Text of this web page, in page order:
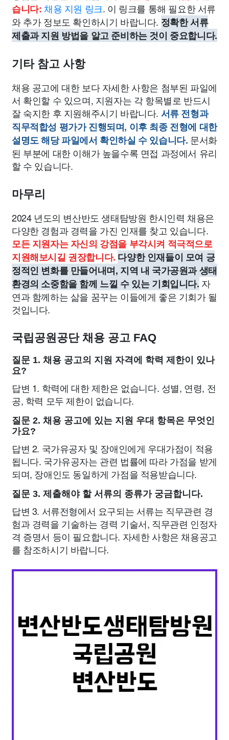
습니다:채용 지원 링크. 이 링크를 통해 필요한 서류
와 추가 정보도 확인하시기 바랍니다. 정확한 서류
제출과 지원 방법을 알고 준비하는 것이 중요합니다.
기타 참고 사항
채용 공고에 대한 보다 자세한 사항은 첨부된 파일에
서 확인할 수 있으며, 지원자는 각 항목별로 반드시
잘 숙지한 후 지원해주시기 바랍니다. 서류 전형과
직무적합성 평가가 진행되며, 이후 최종 전형에 대한
설명도 해당 파일에서 확인하실 수 있습니다. 문서화
된 부분에 대한 이해가 높을수록 면접 과정에서 유리
할 수 있습니다.
마무리
2024 년도의 변산반도 생태탐방원 한시인력 채용은
다양한 경험과 경력을 가진 인재를 찾고 있습니다.
모든 지원자는 자신의 강점을 부각시켜 적극적으로
지원해보시길 권장합니다. 다양한 인재들이 모여 긍
정적인 변화를 만들어내며, 지역 내 국가공원과 생태
환경의 소중함을 함께 느낄 수 있는 기회입니다. 자
연과 함께하는 삶을 꿈꾸는 이들에게 좋은 기회가 될
것입니다.
국립공원공단 채용 공고 FAQ
질문 1. 채용 공고의 지원 자격에 학력 제한이 있나
요?
답변 1. 학력에 대한 제한은 없습니다. 성별, 연령, 전
공, 학력 모두 제한이 없습니다.
질문 2. 채용 공고에 있는 지원 우대 항목은 무엇인
가요?
답변 2. 국가유공자 및 장애인에게 우대가점이 적용
됩니다. 국가유공자는 관련 법률에 따라 가점을 받게
되며, 장애인도 동일하게 가점을 적용받습니다.
질문 3. 제출해야 할 서류의 종류가 궁금합니다.
답변 3. 서류전형에서 요구되는 서류는 직무관련 경
험과 경력을 기술하는 경력 기술서, 직무관련 인정자
격 증명서 등이 필요합니다. 자세한 사항은 채용공고
를 참조하시기 바랍니다.